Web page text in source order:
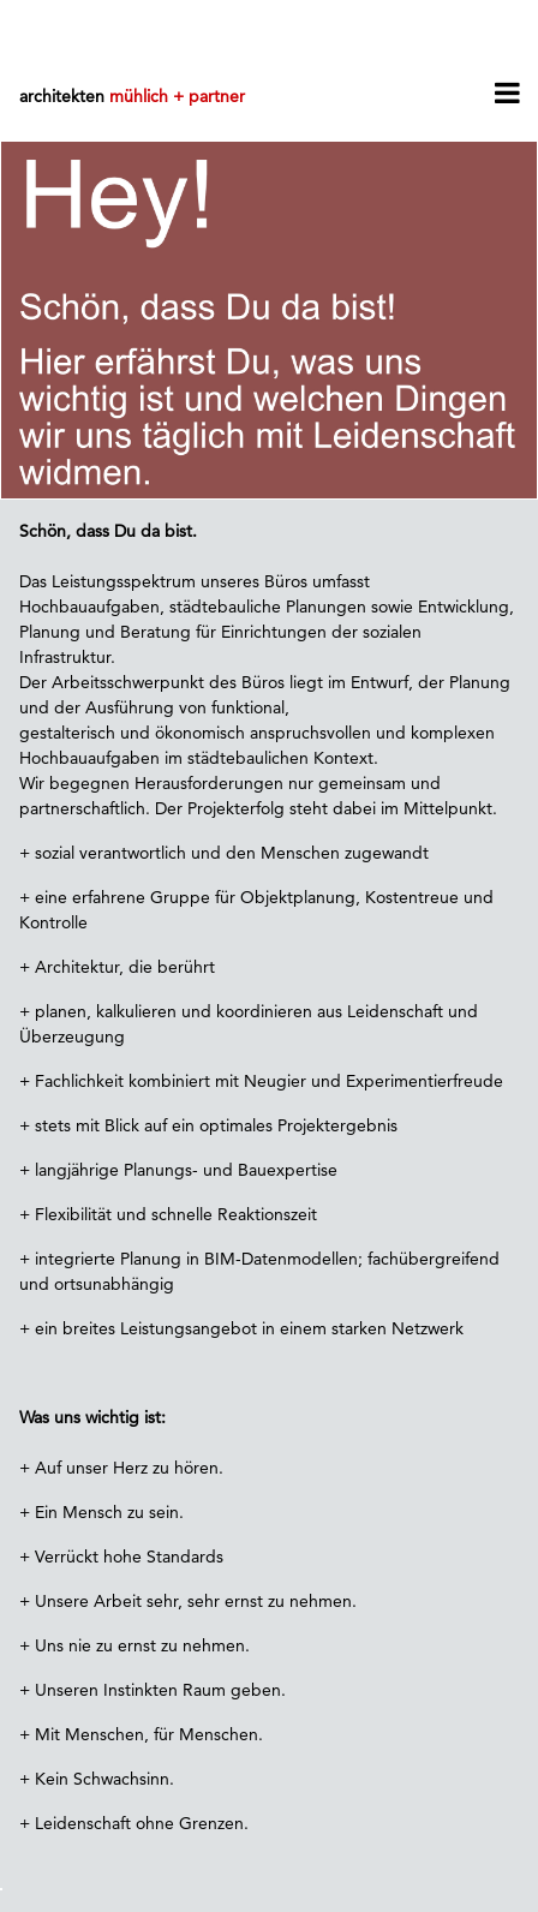
architekten mühlich + partner
Schön, dass Du da bist.
Das Leistungsspektrum unseres Büros umfasst
Hochbauaufgaben, städtebauliche Planungen sowie Entwicklung,
Planung und Beratung für Einrichtungen der sozialen
Infrastruktur.
Der Arbeitsschwerpunkt des Büros liegt im Entwurf, der Planung
und der Ausführung von funktional,
gestalterisch und ökonomisch anspruchsvollen und komplexen
Hochbauaufgaben im städtebaulichen Kontext.
Wir begegnen Herausforderungen nur gemeinsam und
partnerschaftlich. Der Projekterfolg steht dabei im Mittelpunkt.
+ sozial verantwortlich und den Menschen zugewandt
+ eine erfahrene Gruppe für Objektplanung, Kostentreue und
Kontrolle
+ Architektur, die berührt
+ planen, kalkulieren und koordinieren aus Leidenschaft und
Überzeugung
+ Fachlichkeit kombiniert mit Neugier und Experimentierfreude
+ stets mit Blick auf ein optimales Projektergebnis
+ langjährige Planungs- und Bauexpertise
+ Flexibilität und schnelle Reaktionszeit
+ integrierte Planung in BIM-Datenmodellen; fachübergreifend
und ortsunabhängig
+ ein breites Leistungsangebot in einem starken Netzwerk
Was uns wichtig ist:
+ Auf unser Herz zu hören.
+ Ein Mensch zu sein.
+ Verrückt hohe Standards
+ Unsere Arbeit sehr, sehr ernst zu nehmen.
+ Uns nie zu ernst zu nehmen.
+ Unseren Instinkten Raum geben.
+ Mit Menschen, für Menschen.
+ Kein Schwachsinn.
+ Leidenschaft ohne Grenzen.